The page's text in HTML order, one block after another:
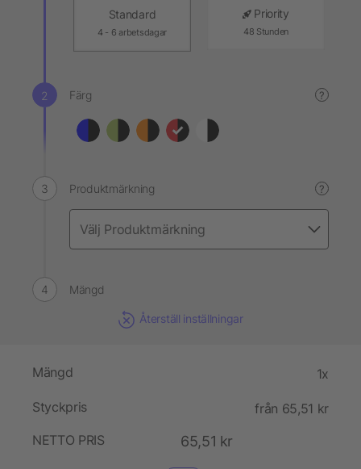
Standard
4 - 6 arbetsdagar
Priority
48 Stunden
Färg ?
Produktmärkning ?
Mängd
Återställ inställningar
Mängd 1x
Styckpris
från 65,51 kr
NETTO PRIS
65,51 kr